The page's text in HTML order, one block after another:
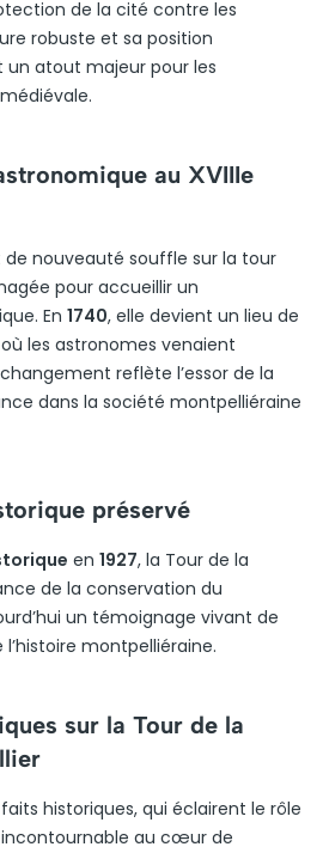
de la cité contre les
robuste et sa position
atout majeur pour les
au XVIIIe
de nouveauté souffle sur la tour
pour accueillir un
En 1740, elle devient un lieu de
les astronomes venaient
reflète l’essor de la
dans la société montpelliéraine
préservé
en 1927, la Tour de la
de la conservation du
un témoignage vivant de
montpelliéraine.
sur la Tour de la
historiques, qui éclairent le rôle
au cœur de